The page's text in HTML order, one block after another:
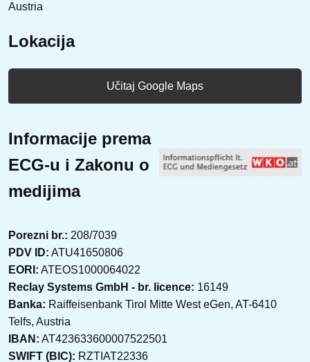
Austria
Lokacija
Učitaj Google Maps
Informacije prema
ECG-u i Zakonu o
medijima
Porezni br.: 208/7039
PDV ID: ATU41650806
EORI: ATEOS1000064022
Reclay Systems GmbH - br. licence: 16149
Banka: Raiffeisenbank Tirol Mitte West eGen, AT-6410
Telfs, Austria
IBAN: AT423633600007522501
SWIFT (BIC): RZTIAT22336